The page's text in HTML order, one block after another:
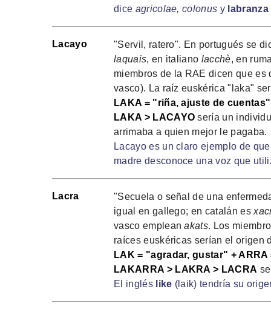
dice agricolae, colonus y labranza
Lacayo
"Servil, ratero". En portugués se
laquais, en italiano lacchè, en
miembros de la RAE dicen que
vasco). La raíz euskérica "laka"
LAKA = "riña, ajuste de
LAKA > LACAYO sería un
arrimaba a quien mejor le pagaba.
Lacayo es un claro ejemplo de
madre desconoce una voz que
Lacra
"Secuela o señal de una
igual en gallego; en catalán es
vasco empleanakats. Los
raíces euskéricas serían el origen
LAK = "agradar, gustar" +
LAKARRA > LAKRA > LACRA
El inglés like (laik) tendría su